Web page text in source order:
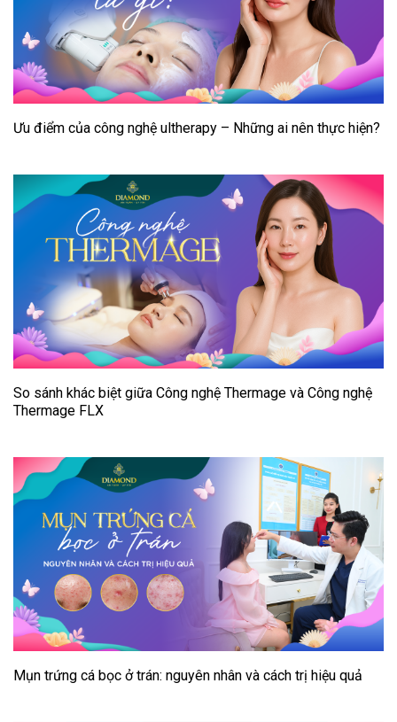
Ưu điểm của công nghệ ultherapy – Những ai nên thực hiện?
So sánh khác biệt giữa Công nghệ Thermage và Công nghệ
Thermage FLX
Mụn trứng cá bọc ở trán: nguyên nhân và cách trị hiệu quả